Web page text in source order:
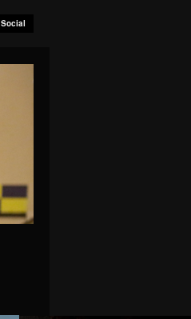
Social